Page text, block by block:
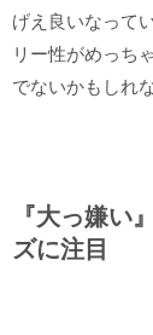
げえ良いなって
リー性がめっち
でないかもしれ
『大っ嫌い
ズに注目